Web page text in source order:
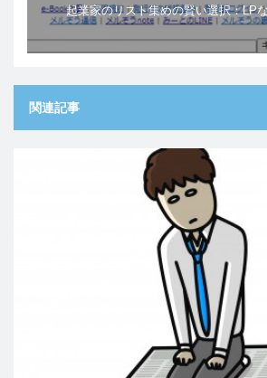
起業家のリスト集めの賢い選択：LP
ートスタンド
関連記事